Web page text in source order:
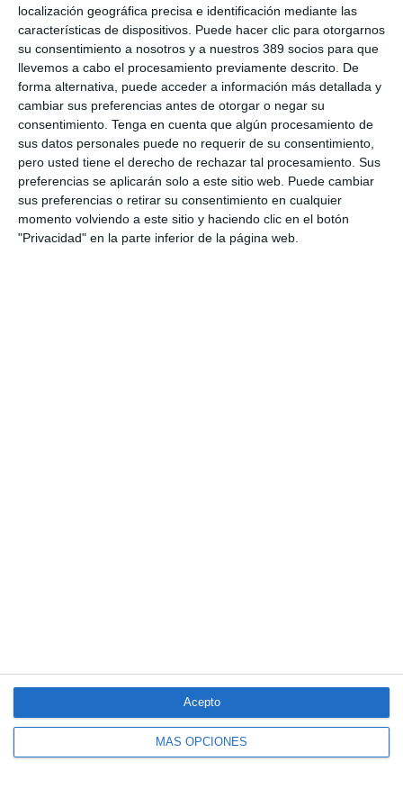
localización geográfica precisa e identificación mediante las
características de dispositivos. Puede hacer clic para otorgarnos
su consentimiento a nosotros y a nuestros 389 socios para que
llevemos a cabo el procesamiento previamente descrito. De
forma alternativa, puede acceder a información más detallada y
cambiar sus preferencias antes de otorgar o negar su
consentimiento. Tenga en cuenta que algún procesamiento de
sus datos personales puede no requerir de su consentimiento,
pero usted tiene el derecho de rechazar tal procesamiento. Sus
preferencias se aplicarán solo a este sitio web. Puede cambiar
sus preferencias o retirar su consentimiento en cualquier
momento volviendo a este sitio y haciendo clic en el botón
"Privacidad" en la parte inferior de la página web.
MÁS OPCIONES
Acepto
5/2025 del seguro obligatorio
Swiss Re aumenta su beneficio neto un 9% hasta los 2.800
millones de dólares en el primer semestre
Avanza: "El seguro continúa canalizando el ahorro de las
familias"
La movilidad internacional plantea nuevos retos para el seguro
Debate profesional: ¿el incendio de Madrid se considera hecho
de la circulación?
Por aquí pasan los planes de Mapfre para un nuevo año récord
en beneficio…y la principal amenaza
La mayoría del seguro español cree que la economía no variará